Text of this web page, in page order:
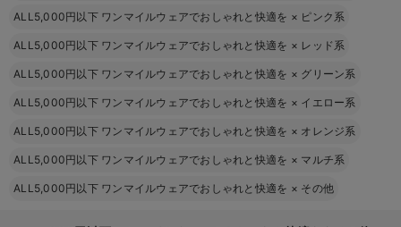
ALL5,000円以下 ワンマイルウェアでおしゃれと快適を × ピンク系
ALL5,000円以下 ワンマイルウェアでおしゃれと快適を × レッド系
ALL5,000円以下 ワンマイルウェアでおしゃれと快適を × グリーン系
ALL5,000円以下 ワンマイルウェアでおしゃれと快適を × イエロー系
ALL5,000円以下 ワンマイルウェアでおしゃれと快適を × オレンジ系
ALL5,000円以下 ワンマイルウェアでおしゃれと快適を × マルチ系
ALL5,000円以下 ワンマイルウェアでおしゃれと快適を × その他